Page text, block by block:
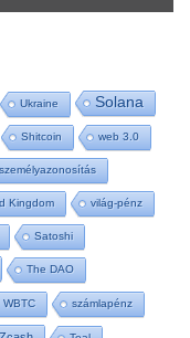
Ukraine
Solana
Shitcoin web 3.0
személyazonosítás
Kingdom világ-pénz
Satoshi
The DAO
WBTC számlapénz